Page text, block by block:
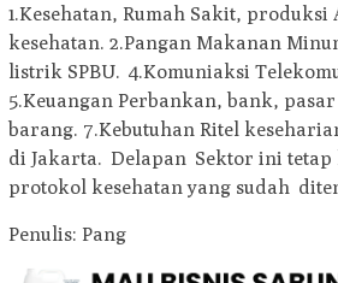
1.Kesehatan, Rumah Sakit, produksi
kesehatan. 2.Pangan Makanan
listrik SPBU. 4.Komuniaksi
5.Keuangan Perbankan, bank,
barang. 7.Kebutuhan Ritel
di Jakarta. Delapan Sektor ini
protokol kesehatan yang sudah
Penulis: Pang